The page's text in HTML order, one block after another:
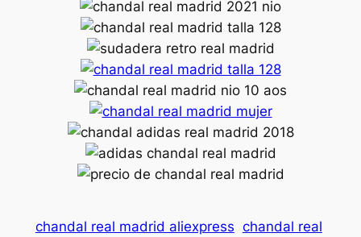
chandal real madrid aliexpress chandal real